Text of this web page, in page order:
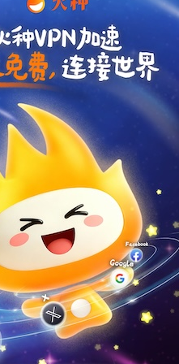
支持[0] 反对
支持
反对 [0]
支持[0] 反对[0]